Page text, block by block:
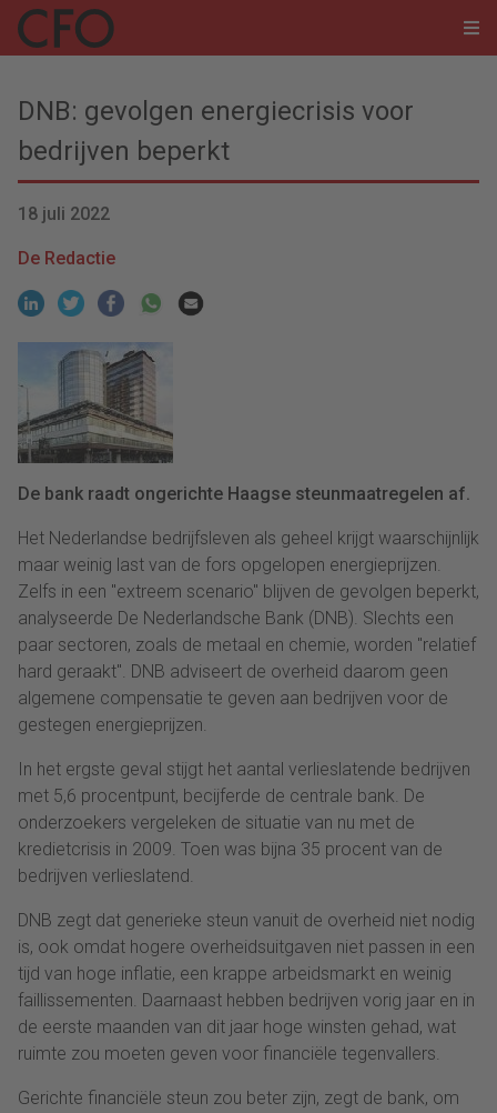
DNB: gevolgen energiecrisis voor
bedrijven beperkt
18 juli 2022
De Redactie
De bank raadt ongerichte Haagse steunmaatregelen af.
Het Nederlandse bedrijfsleven als geheel krijgt waarschijnlijk
maar weinig last van de fors opgelopen energieprijzen.
Zelfs in een "extreem scenario" blijven de gevolgen beperkt,
analyseerde De Nederlandsche Bank (DNB). Slechts een
paar sectoren, zoals de metaal en chemie, worden "relatief
hard geraakt". DNB adviseert de overheid daarom geen
algemene compensatie te geven aan bedrijven voor de
gestegen energieprijzen.
In het ergste geval stijgt het aantal verlieslatende bedrijven
met 5,6 procentpunt, becijferde de centrale bank. De
onderzoekers vergeleken de situatie van nu met de
kredietcrisis in 2009. Toen was bijna 35 procent van de
bedrijven verlieslatend.
DNB zegt dat generieke steun vanuit de overheid niet nodig
is, ook omdat hogere overheidsuitgaven niet passen in een
tijd van hoge inflatie, een krappe arbeidsmarkt en weinig
faillissementen. Daarnaast hebben bedrijven vorig jaar en in
de eerste maanden van dit jaar hoge winsten gehad, wat
ruimte zou moeten geven voor financiële tegenvallers.
Gerichte financiële steun zou beter zijn, zegt de bank, om